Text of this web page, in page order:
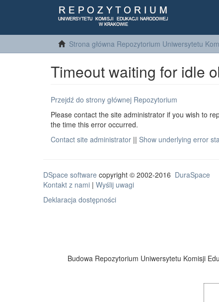
Strona główna Repozytorium Uniwersytetu
Timeout waiting for idle
Przejdź do strony głównej Repozytorium
Please contact the site administrator if you wish to
the time this error occurred.
Contact site administrator || Show underlying error
DSpace software copyright © 2002-2016 DuraSpace
Kontakt z nami | Wyślij uwagi
Deklaracja dostępności
Budowa Repozytorium Uniwersytetu Komisji